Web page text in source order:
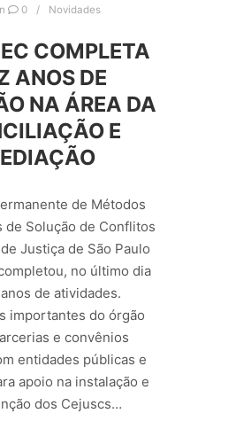
0 Novidades
COMPLETA
ANOS DE
NA ÁREA DA
E
de Métodos
de Solução de Conflitos
Justiça de São Paulo
no último dia
anos de atividades.
importantes do órgão
e convênios
entidades públicas e
apoio na instalação e
dos Cejuscs…